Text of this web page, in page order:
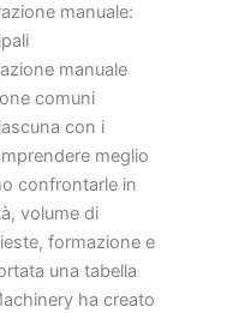
manuale:
manuale
comuni
con i
meglio
confrontarle in
volume di
formazione e
una tabella
ha creato